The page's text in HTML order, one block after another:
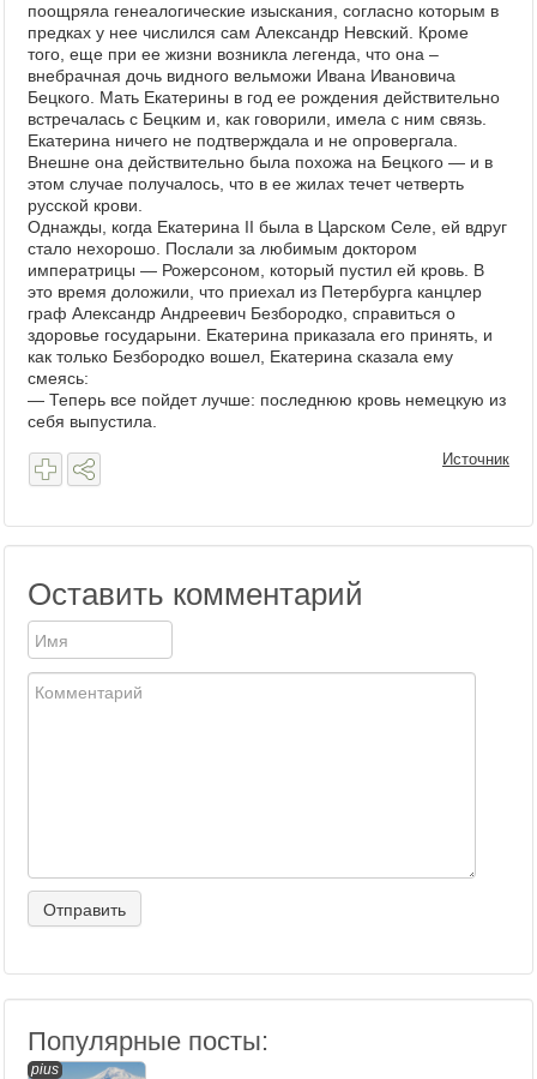
поощряла генеалогические изыскания, согласно которым в
предках у нее числился сам Александр Невский. Кроме
того, еще при ее жизни возникла легенда, что она –
внебрачная дочь видного вельможи Ивана Ивановича
Бецкого. Мать Екатерины в год ее рождения действительно
встречалась с Бецким и, как говорили, имела с ним связь.
Екатерина ничего не подтверждала и не опровергала.
Внешне она действительно была похожа на Бецкого — и в
этом случае получалось, что в ее жилах течет четверть
русской крови.
Однажды, когда Екатерина II была в Царском Селе, ей вдруг
стало нехорошо. Послали за любимым доктором
императрицы — Рожерсоном, который пустил ей кровь. В
это время доложили, что приехал из Петербурга канцлер
граф Александр Андреевич Безбородко, справиться о
здоровье государыни. Екатерина приказала его принять, и
как только Безбородко вошел, Екатерина сказала ему
смеясь:
— Теперь все пойдет лучше: последнюю кровь немецкую из
себя выпустила.
Источник
Оставить комментарий
Популярные посты:
pius